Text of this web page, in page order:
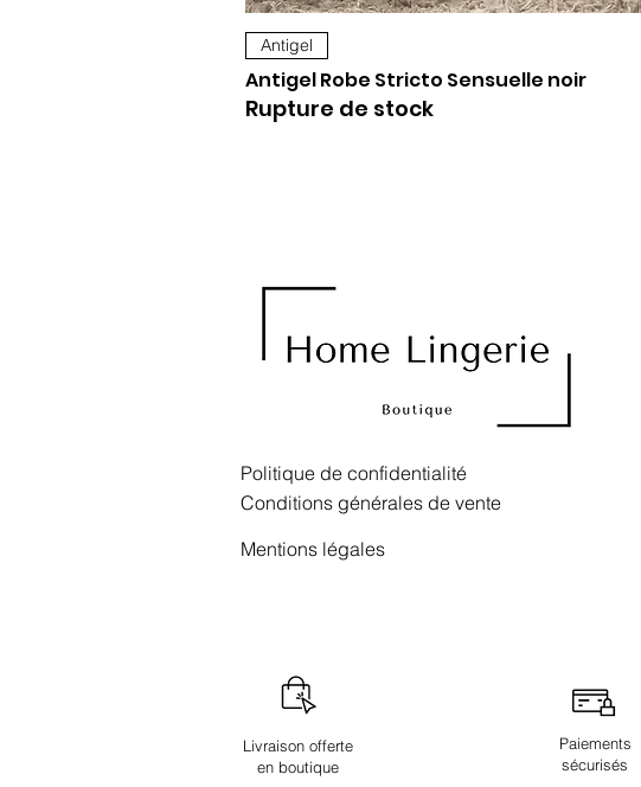
Antigel
Antigel Robe Stricto Sensuelle noir
Rupture de stock
Politique de confidentialité
Conditions générales de vente
Mentions légales
Livraison offerte
en boutique
Paiements
sécurisés